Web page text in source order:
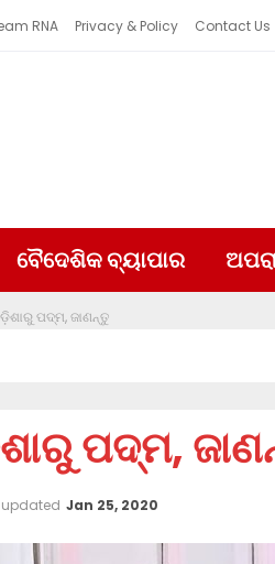
RNA Privacy & Policy Contact Us
ବୈଦେଶିକ ବ୍ୟାପାର
ପଦ୍ମ, ଜାଣନ୍ତୁ
ପଦ୍ମ,
updated Jan 25, 2020